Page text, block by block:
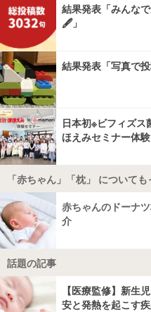
結果発表「みんな
🖋️」
結果発表「写真で
日本初※ビフィズス
ほえみセミナー体
「赤ちゃん」「枕」 について
赤ちゃんのドーナ
介
話題の記事
【医療監修】新生
安と発熱を起こす